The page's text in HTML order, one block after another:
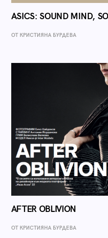
ASICS: SOUND MIND,
ОТ КРИСТИЯНА БУРДЕВА
AFTER OBLIVION
ОТ КРИСТИЯНА БУРДЕВА